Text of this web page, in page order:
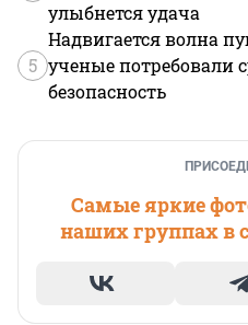
улыбнется удача
5
Надвигается волна
ученые потребовали
безопасность
Самые яркие
наших группах в